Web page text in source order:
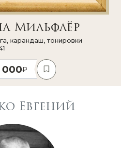
Мильфлёр
карандаш, тонировки
000
Евгений